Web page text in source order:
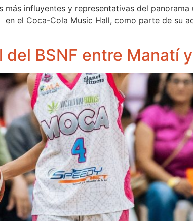
más influyentes y representativas del
el Coca-Cola Music Hall, como parte de su
BSNF entre Manatí